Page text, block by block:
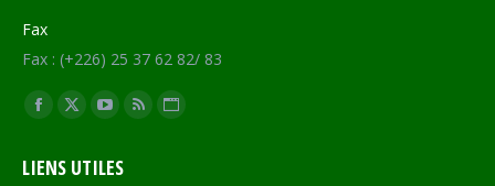
Fax
Fax : (+226) 25 37 62 82/ 83
Trouvez nous sur :
Facebook
opens
X
opens
YouTube
opens
RSS Site
LIENS UTILES